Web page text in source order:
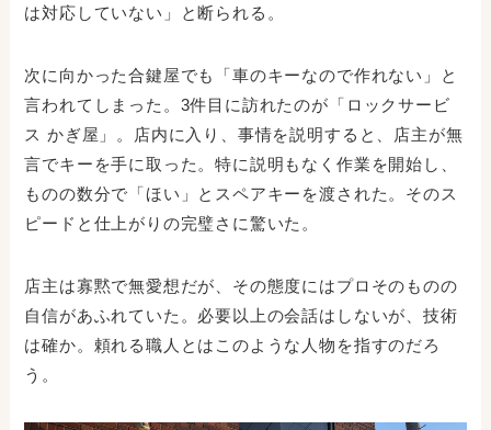
は対応していない」と断られる。
次に向かった合鍵屋でも「車のキーなので作れない」と
言われてしまった。3件目に訪れたのが「ロックサービ
ス かぎ屋」。店内に入り、事情を説明すると、店主が無
言でキーを手に取った。特に説明もなく作業を開始し、
ものの数分で「ほい」とスペアキーを渡された。そのス
ピードと仕上がりの完璧さに驚いた。
店主は寡黙で無愛想だが、その態度にはプロそのものの
自信があふれていた。必要以上の会話はしないが、技術
は確か。頼れる職人とはこのような人物を指すのだろ
う。